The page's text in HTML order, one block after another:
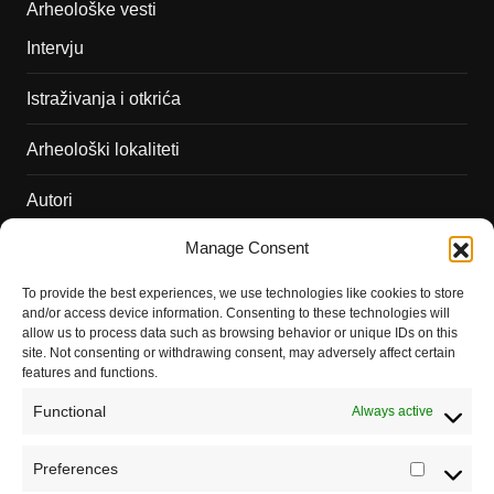
Manage Consent
To provide the best experiences, we use technologies like cookies to store
and/or access device information. Consenting to these technologies will
allow us to process data such as browsing behavior or unique IDs on this
site. Not consenting or withdrawing consent, may adversely affect certain
features and functions.
Functional Always active
Preferences
Arheološke vesti
Intervju
Istraživanja i otkrića
Arheološki lokaliteti
Autori
Dešavanja
Kontakt
Misija sajta Sve o arheologiji